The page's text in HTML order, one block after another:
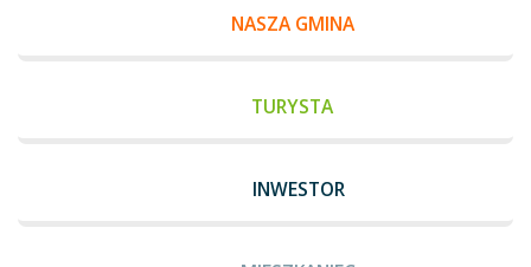
NASZA GMINA
TURYSTA
INWESTOR